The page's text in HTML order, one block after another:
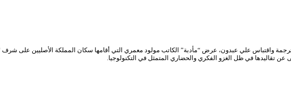
واقتباس علي عبدون، عرض “مأدبة” الكاتب مولود معمري التي أقامها سكان المملكة الأصليين على
عن تقاليدها في ظل الغزو الفكري والحضاري المتمثل في التكنولوجيا.